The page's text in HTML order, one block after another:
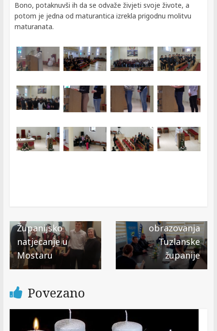
Bono, potaknuvši ih da se odvaže živjeti svoje živote, a
potom je jedna od maturantica izrekla prigodnu molitvu
maturanata.
Županijsko
natjecanje u
Mostaru
obrazovanja
Tuzlanske
županije
Povezano